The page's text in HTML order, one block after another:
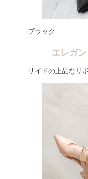
ブラック
エレガ
サイドの上品なリ